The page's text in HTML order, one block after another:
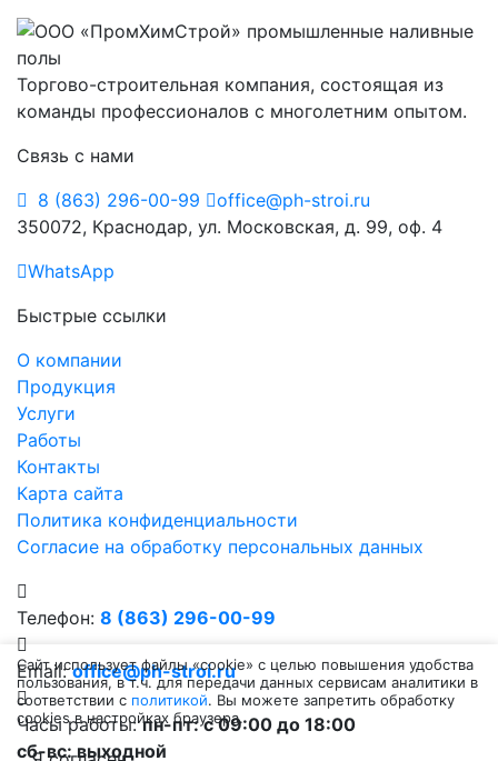
Торгово-строительная компания, состоящая из
команды профессионалов с многолетним опытом.
Связь с нами
8 (863) 296-00-99
office@ph-stroi.ru
350072, Краснодар, ул. Московская, д. 99, оф. 4
WhatsApp
Быстрые ссылки
О компании
Продукция
Услуги
Работы
Контакты
Карта сайта
Политика конфиденциальности
Согласие на обработку персональных данных
Телефон: 8 (863) 296-00-99
Email: office@ph-stroi.ru
Часы работы: пн-пт: c 09:00 до 18:00
сб-вс: выходной
Сайт использует файлы «cookie» с целью повышения удобства
пользования, в т.ч. для передачи данных сервисам аналитики в
соответствии с политикой. Вы можете запретить обработку
cookies в настройках браузера.